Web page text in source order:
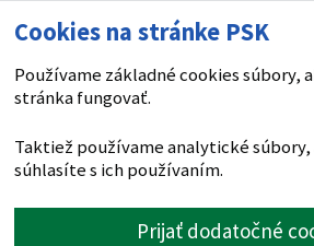
Cookies na stránke PSK
Používame základné cookies súbory,
stránka fungovať.
Taktiež používame analytické
súhlasíte s ich používaním.
Prijať dodatočné